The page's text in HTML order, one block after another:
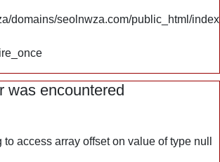
domains/seolnwza.com/public_html/
was encountered
to access array offset on value of type null